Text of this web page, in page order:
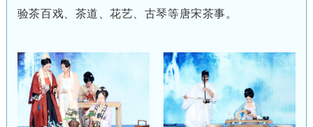
验茶百戏、茶道、花艺、古琴等唐宋茶事。